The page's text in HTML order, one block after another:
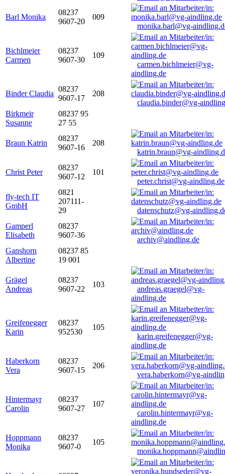
Barl Monika
08237
9607-20
009
monika.barl@vg-
Bichlmeier
Carmen
08237
9607-30
109
carmen.bichlmeier@vg-
aindling.de
Binder Claudia
08237
9607-17
208
claudia.binder@vg-
Birkmeir
Susanne
08237 95
27 55
Braun Katrin
08237
9607-16
208
katrin.braun@vg-
Christ Peter
08237
9607-12
101
peter.christ@vg-aindling.de
fly-tech IT
GmbH
0821
207111-
29
datenschutz@vg-
Gamperl
Elisabeth
08237
9607-36
archiv@aindling.de
Ganshorn
Albertine
08237 85
19 001
Grägel
Andreas
08237
9607-22
103
andreas.graegel@vg-
aindling.de
Greifenegger
Karin
08237
952530
105
karin.greifenegger@vg-
aindling.de
Haberkorn
Vera
08237
9607-15
206
vera.haberkorn@vg-
Hintermayr
Carolin
08237
9607-27
107
carolin.hintermayr@vg-
aindling.de
Hoppmann
Monika
08237
9607-0
105